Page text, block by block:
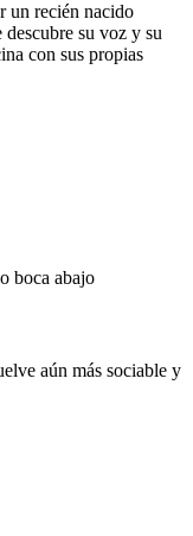
un recién nacido
su voz y su
con sus propias
boca abajo
aún más sociable y